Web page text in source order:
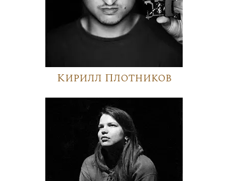
Кирилл Плотников